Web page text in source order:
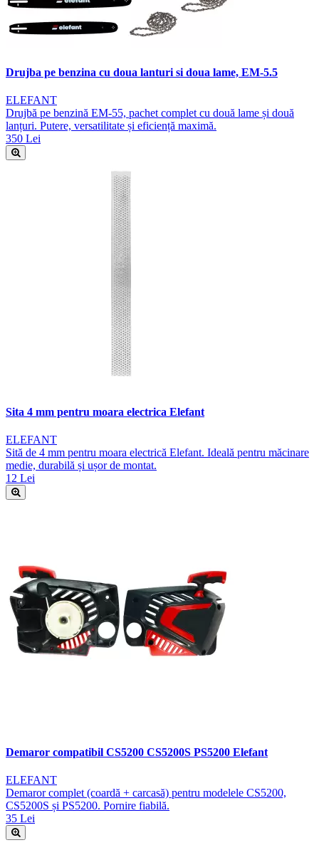
Drujba pe benzina cu doua lanturi si doua lame, EM-5.5
ELEFANT
Drujbă pe benzină EM-55, pachet complet cu două lame și două
lanțuri. Putere, versatilitate și eficiență maximă.
350 Lei
Sita 4 mm pentru moara electrica Elefant
ELEFANT
Sită de 4 mm pentru moara electrică Elefant. Ideală pentru măcinare
medie, durabilă și ușor de montat.
12 Lei
Demaror compatibil CS5200 CS5200S PS5200 Elefant
ELEFANT
Demaror complet (coardă + carcasă) pentru modelele CS5200,
CS5200S și PS5200. Pornire fiabilă.
35 Lei